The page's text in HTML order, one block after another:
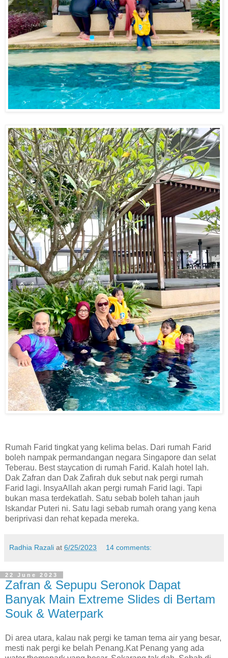
Rumah Farid tingkat yang kelima belas. Dari rumah Farid
boleh nampak permandangan negara Singapore dan selat
Teberau. Best staycation di rumah Farid. Kalah hotel lah.
Dak Zafran dan Dak Zafirah duk sebut nak pergi rumah
Farid lagi. InsyaAllah akan pergi rumah Farid lagi. Tapi
bukan masa terdekatlah. Satu sebab boleh tahan jauh
Iskandar Puteri ni. Satu lagi sebab rumah orang yang kena
beriprivasi dan rehat kepada mereka.
Radhia Razali at 6/25/2023 14 comments:
22 June 2023
Zafran & Sepupu Seronok Dapat
Banyak Main Extreme Slides di Bertam
Souk & Waterpark
Di area utara, kalau nak pergi ke taman tema air yang besar,
mesti nak pergi ke belah Penang.Kat Penang yang ada